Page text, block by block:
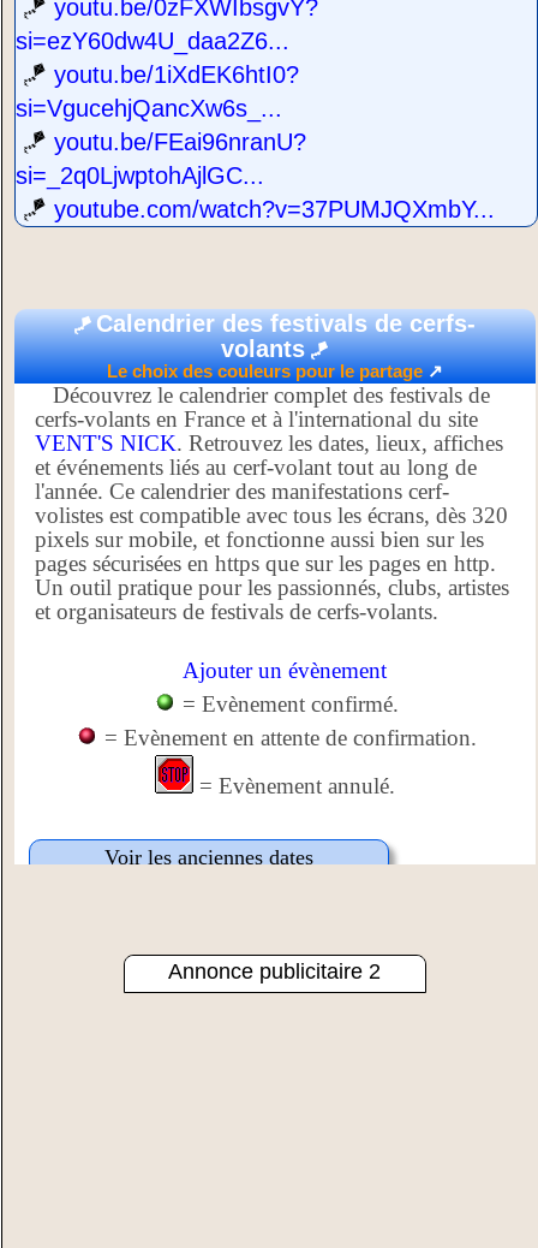
🪁youtu.be/0zFXWIbsgvY?
si=ezY60dw4U_daa2Z6...
🪁youtu.be/1iXdEK6htI0?
si=VgucehjQancXw6s_...
🪁youtu.be/FEai96nranU?
si=_2q0LjwptohAjlGC...
🪁youtube.com/watch?v=37PUMJQXmbY...
🪁Calendrier des festivals de cerfs-
volants🪁
Le choix des couleurs pour le partage↗
Annonce publicitaire 2